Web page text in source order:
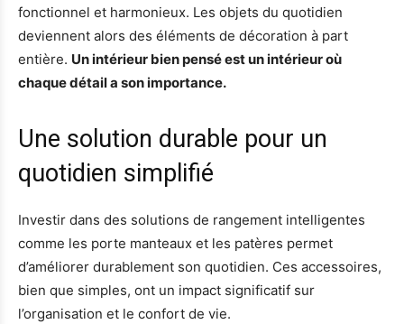
fonctionnel et harmonieux. Les objets du quotidien
deviennent alors des éléments de décoration à part
entière. Un intérieur bien pensé est un intérieur où
chaque détail a son importance.
Une solution durable pour un
quotidien simplifié
Investir dans des solutions de rangement intelligentes
comme les porte manteaux et les patères permet
d’améliorer durablement son quotidien. Ces accessoires,
bien que simples, ont un impact significatif sur
l’organisation et le confort de vie.